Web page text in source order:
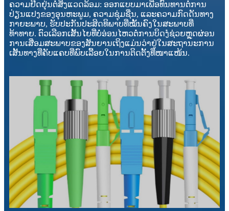
ຄວາມຢືດຢຸ່ນຕໍ່ສິ່ງແວດລ້ອມ: ອອກແບບມາເພື່ອທົນທານຕໍ່ການ
ປ່ຽນແປງຂອງອຸນຫະພູມ, ຄວາມຊຸ່ມຊື່ນ, ແລະຄວາມກົດດັນທາງ
ກາຍະພາບ, ຮັບປະກັນປະສິດທິພາບທີ່ໝັ້ນຄົງໃນສະພາບທີ່
ທ້າທາຍ. ຕົວເລືອກເສັ້ນໄຍທີ່ບໍ່ອ່ອນໄຫວຕໍ່ການບິດງໍຊ່ວຍຫຼຸດຜ່ອນ
ການເສື່ອມສະພາບຂອງສັນຍານເຖິງແມ່ນວ່າຢູ່ໃນສະຖານະການ
ເສັ້ນທາງທີ່ຄັບແຄບທີ່ພົບເລື້ອຍໃນການຕິດຕັ້ງທີ່ໜາແໜ້ນ.